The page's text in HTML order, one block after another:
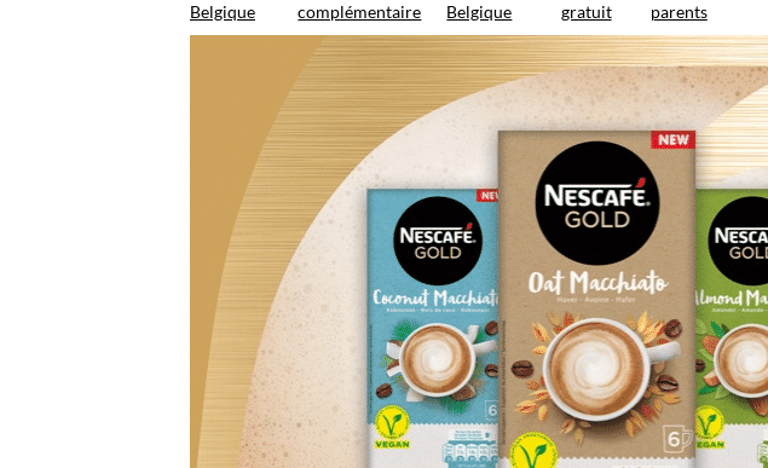
Belgique
complémentaire
Belgique
gratuit
parents